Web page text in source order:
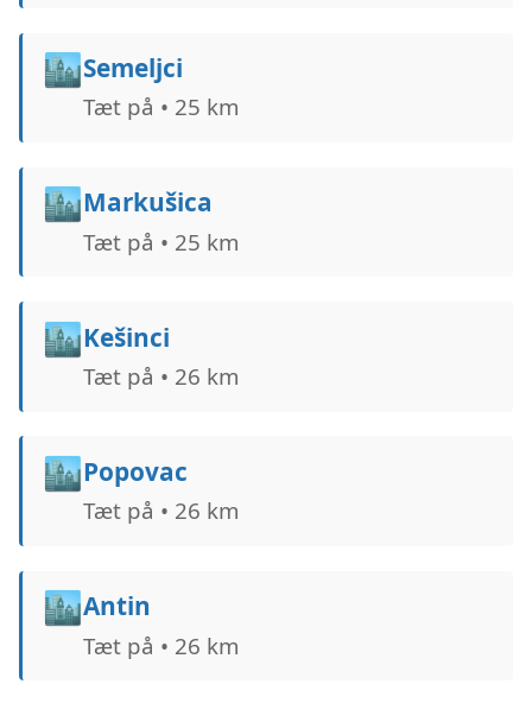
🏙️Semeljci
Tæt på • 25 km
🏙️Markušica
Tæt på • 25 km
🏙️Kešinci
Tæt på • 26 km
🏙️Popovac
Tæt på • 26 km
🏙️Antin
Tæt på • 26 km